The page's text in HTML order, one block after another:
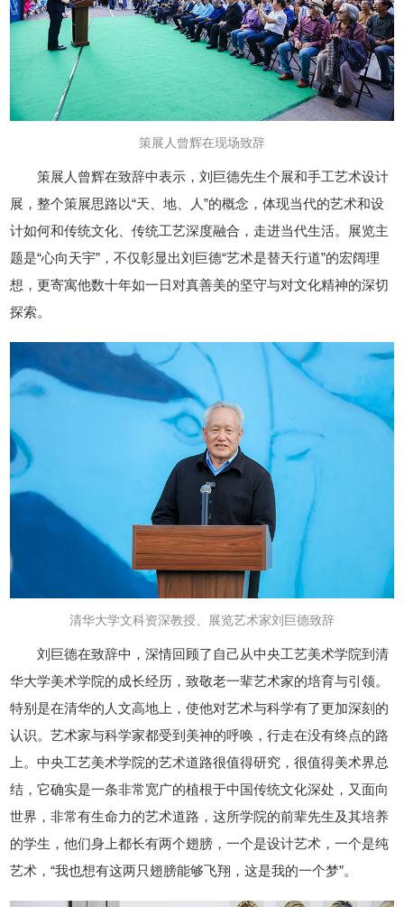
策展人曾辉在现场致辞
策展人曾辉在致辞中表示，刘巨德先生个展和手工艺术设计
展，整个策展思路以“天、地、人”的概念，体现当代的艺术和设
计如何和传统文化、传统工艺深度融合，走进当代生活。展览主
题是“心向天宇”，不仅彰显出刘巨德“艺术是替天行道”的宏阔理
想，更寄寓他数十年如一日对真善美的坚守与对文化精神的深切
探索。
清华大学文科资深教授、展览艺术家刘巨德致辞
刘巨德在致辞中，深情回顾了自己从中央工艺美术学院到清
华大学美术学院的成长经历，致敬老一辈艺术家的培育与引领。
特别是在清华的人文高地上，使他对艺术与科学有了更加深刻的
认识。艺术家与科学家都受到美神的呼唤，行走在没有终点的路
上。中央工艺美术学院的艺术道路很值得研究，很值得美术界总
结，它确实是一条非常宽广的植根于中国传统文化深处，又面向
世界，非常有生命力的艺术道路，这所学院的前辈先生及其培养
的学生，他们身上都长有两个翅膀，一个是设计艺术，一个是纯
艺术，“我也想有这两只翅膀能够飞翔，这是我的一个梦”。